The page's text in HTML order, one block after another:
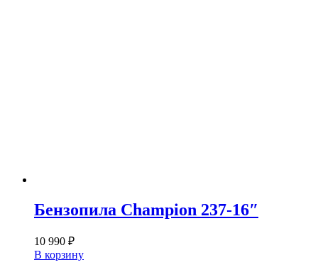
Бензопила Champion 237-16″
10 990 ₽
В корзину